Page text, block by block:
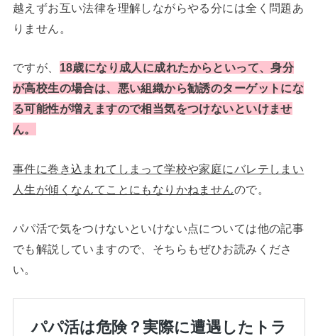
越えずお互い法律を理解しながらやる分には全く問題あ
りません。
ですが、 18歳になり成人に成れたからといって、身分
が高校生の場合は、悪い組織から勧誘のターゲットにな
る可能性が増えますので相当気をつけないといけませ
ん。
事件に巻き込まれてしまって学校や家庭にバレテしまい
人生が傾くなんてことにもなりかねませんので。
パパ活で気をつけないといけない点については他の記事
でも解説していますので、そちらもぜひお読みくださ
い。